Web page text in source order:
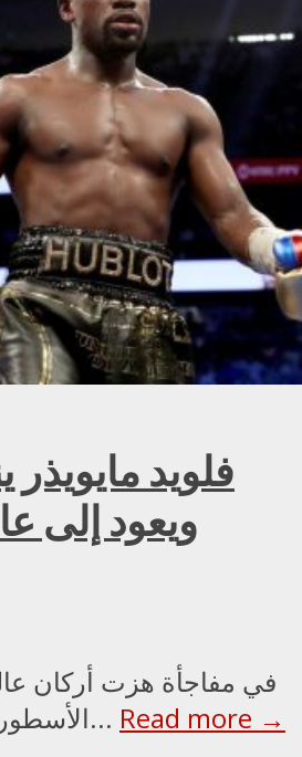
فلويد مايويذر
ويعود إلى
في مفاجأة هزت أركان
الأسطورة الأمريكي فلويد... Read more →